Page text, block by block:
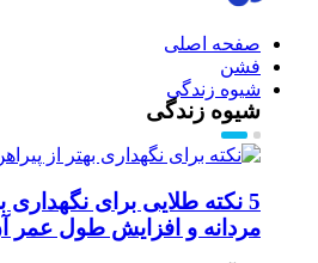
صفحه اصلی
فشن
شیوه زندگی
شیوه زندگی
5 نکته طلایی برای نگهداری
مردانه و افزایش طول عمر